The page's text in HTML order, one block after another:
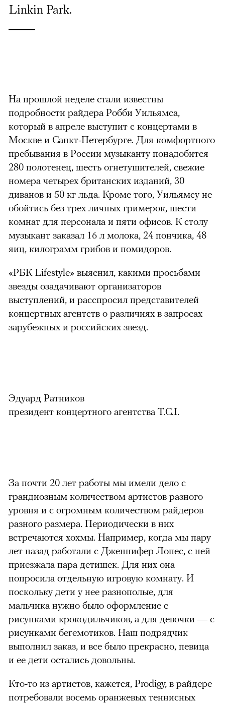
Linkin Park.
На прошлой неделе стали известны
подробности райдера Робби Уильямса,
который в апреле выступит с концертами в
Москве и Санкт-Петербурге. Для комфортного
пребывания в России музыканту понадобится
280 полотенец, шесть огнетушителей, свежие
номера четырех британских изданий, 30
диванов и 50 кг льда. Кроме того, Уильямсу не
обойтись без трех личных гримерок, шести
комнат для персонала и пяти офисов. К столу
музыкант заказал 16 л молока, 24 пончика, 48
яиц, килограмм грибов и помидоров.
«РБК Lifestyle» выяснил, какими просьбами
звезды озадачивают организаторов
выступлений, и расспросил представителей
концертных агентств о различиях в запросах
зарубежных и российских звезд.
Эдуард Ратников
президент концертного агентства T.C.I.
За почти 20 лет работы мы имели дело с
грандиозным количеством артистов разного
уровня и с огромным количеством райдеров
разного размера. Периодически в них
встречаются хохмы. Например, когда мы пару
лет назад работали с Дженнифер Лопес, с ней
приезжала пара детишек. Для них она
попросила отдельную игровую комнату. И
поскольку дети у нее разнополые, для
мальчика нужно было оформление с
рисунками крокодильчиков, а для девочки — с
рисунками бегемотиков. Наш подрядчик
выполнил заказ, и все было прекрасно, певица
и ее дети остались довольны.
Кто-то из артистов, кажется, Prodigy, в райдере
потребовали восемь оранжевых теннисных